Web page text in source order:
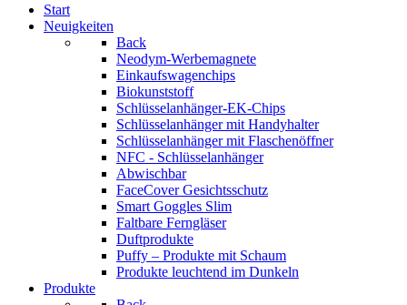
Start
Neuigkeiten
Back
Neodym-Werbemagnete
Einkaufswagenchips
Biokunststoff
Schlüsselanhänger-EK-Chips
Schlüsselanhänger mit Handyhalter
Schlüsselanhänger mit Flaschenöffner
NFC - Schlüsselanhänger
Abwischbar
FaceCover Gesichtsschutz
Smart Goggles Slim
Faltbare Ferngläser
Duftprodukte
Puffy – Produkte mit Schaum
Produkte leuchtend im Dunkeln
Produkte